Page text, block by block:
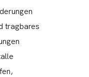
tragbares